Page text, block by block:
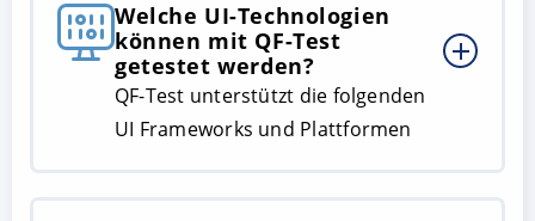
Welche UI-Technologien
können mit QF-Test
getestet werden?
QF-Test unterstützt die folgenden
UI Frameworks und Plattformen